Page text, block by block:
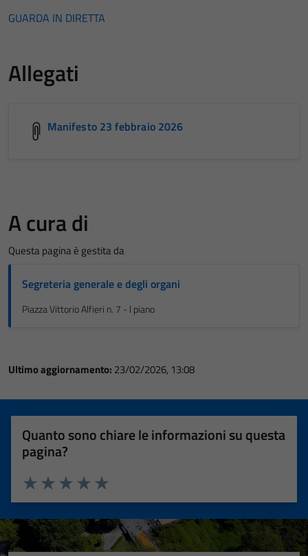
GUARDA IN DIRETTA
Allegati
Manifesto 23 febbraio 2026
A cura di
Questa pagina è gestita da
Segreteria generale e degli organi
Piazza Vittorio Alfieri n. 7 - I piano
Ultimo aggiornamento: 23/02/2026, 13:08
Quanto sono chiare le informazioni su questa
pagina?
Valuta 5 stelle su 5
Valuta 4 stelle su 5
Valuta 3 stelle su 5
Valuta 2 stelle su 5
Valuta 1 stelle su 5